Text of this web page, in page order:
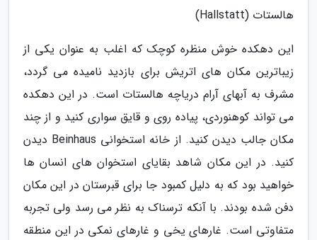
هالستات (Hallstatt)
این دهکده خوش منظره کوچک که اغلب به عنوان یکی از
زیباترین مکان های اتریش برای بازدید نامیده می گردد،
مشرف به آبهای آرام دریاچه هالستات است. در این دهکده
می تواند کوهنوردی، پیاده روی و قایق سواری کنید و از چند
مکان جالب دیدن کنید. از خانه استخوانی Beinhaus دیدن
کنید. در این مکان شاهد بقایای استخوان های انسان ها
خواهید بود که به دلیل کمبود جا برای قبرستان در این مکان
دفن شده بودند. با آنکه ترسناک به نظر می رسد ولی تجربه
متفاوتی است. غارهای یخی و غارهای نمکی در این منطقه